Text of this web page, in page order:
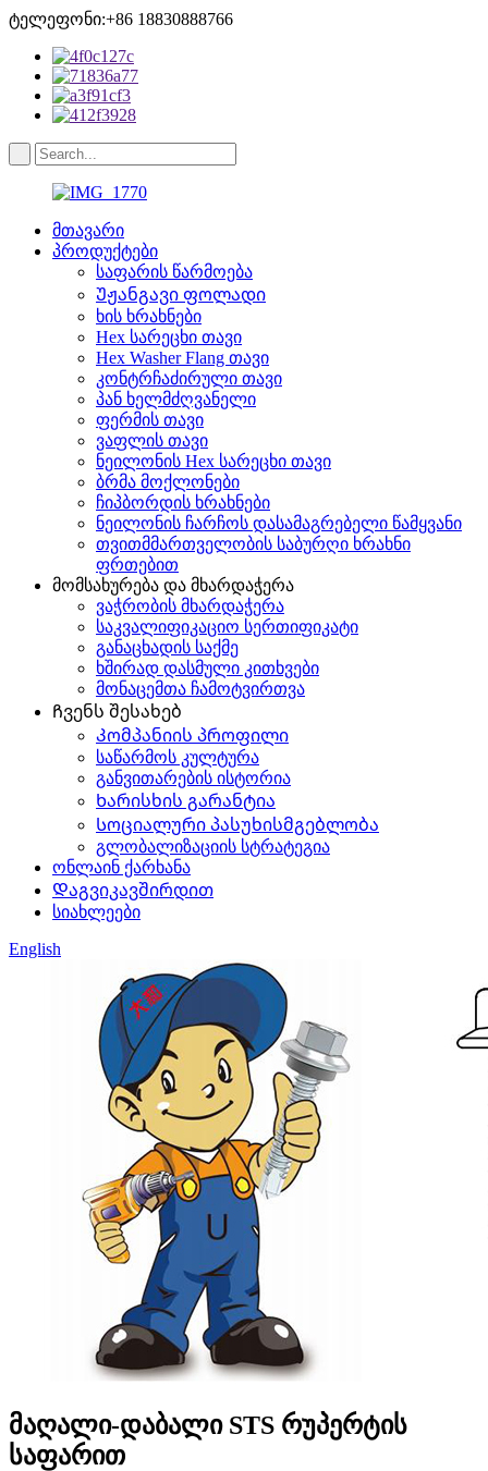
ტელეფონი:+86 18830888766
მთავარი
პროდუქტები
საფარის წარმოება
Უჟანგავი ფოლადი
ხის ხრახნები
Hex სარეცხი თავი
Hex Washer Flang თავი
კონტრჩაძირული თავი
პან ხელმძღვანელი
ფერმის თავი
ვაფლის თავი
ნეილონის Hex სარეცხი თავი
ბრმა მოქლონები
ჩიპბორდის ხრახნები
ნეილონის ჩარჩოს დასამაგრებელი წამყვანი
თვითმმართველობის საბურღი ხრახნი
ფრთებით
მომსახურება და მხარდაჭერა
ვაჭრობის მხარდაჭერა
საკვალიფიკაციო სერთიფიკატი
განაცხადის საქმე
ხშირად დასმული კითხვები
მონაცემთა ჩამოტვირთვა
Ჩვენს შესახებ
Კომპანიის პროფილი
საწარმოს კულტურა
განვითარების ისტორია
Ხარისხის გარანტია
Სოციალური პასუხისმგებლობა
გლობალიზაციის სტრატეგია
ონლაინ ქარხანა
Დაგვიკავშირდით
სიახლეები
English
მაღალი-დაბალი STS რუპერტის
საფარით